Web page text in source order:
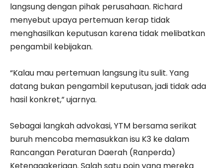
langsung dengan pihak perusahaan. Richard
menyebut upaya pertemuan kerap tidak
menghasilkan keputusan karena tidak melibatkan
pengambil kebijakan.
“Kalau mau pertemuan langsung itu sulit. Yang
datang bukan pengambil keputusan, jadi tidak ada
hasil konkret,” ujarnya.
Sebagai langkah advokasi, YTM bersama serikat
buruh mencoba memasukkan isu K3 ke dalam
Rancangan Peraturan Daerah (Ranperda)
Ketenagakerjaan. Salah satu poin yang mereka